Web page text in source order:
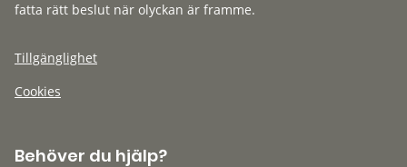
fatta rätt beslut när olyckan är framme.
Tillgänglighet
Cookies
Behöver du hjälp?